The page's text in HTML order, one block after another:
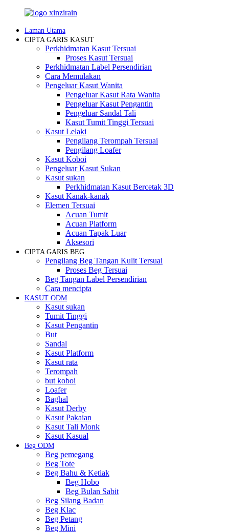
Laman Utama
CIPTA GARIS KASUT
Perkhidmatan Kasut Tersuai
Proses Kasut Tersuai
Perkhidmatan Label Persendirian
Cara Memulakan
Pengeluar Kasut Wanita
Pengeluar Kasut Rata Wanita
Pengeluar Kasut Pengantin
Pengeluar Sandal Tali
Kasut Tumit Tinggi Tersuai
Kasut Lelaki
Pengilang Terompah Tersuai
Pengilang Loafer
Kasut Koboi
Pengeluar Kasut Sukan
Kasut sukan
Perkhidmatan Kasut Bercetak 3D
Kasut Kanak-kanak
Elemen Tersuai
Acuan Tumit
Acuan Platform
Acuan Tapak Luar
Aksesori
CIPTA GARIS BEG
Pengilang Beg Tangan Kulit Tersuai
Proses Beg Tersuai
Beg Tangan Label Persendirian
Cara mencipta
KASUT ODM
Kasut sukan
Tumit Tinggi
Kasut Pengantin
But
Sandal
Kasut Platform
Kasut rata
Terompah
but koboi
Loafer
Baghal
Kasut Derby
Kasut Pakaian
Kasut Tali Monk
Kasut Kasual
Beg ODM
Beg pemegang
Beg Tote
Beg Bahu & Ketiak
Beg Hobo
Beg Bulan Sabit
Beg Silang Badan
Beg Klac
Beg Petang
Beg Mini